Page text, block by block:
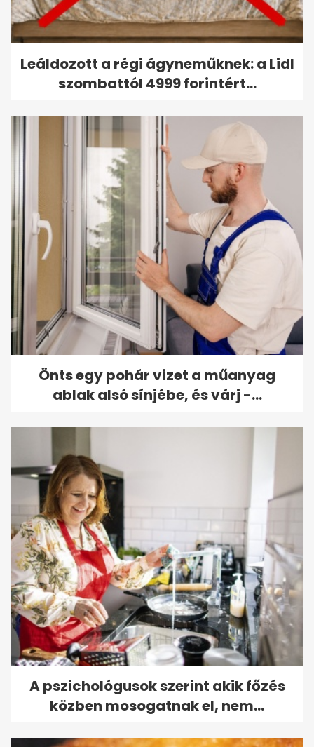
Leáldozott a régi ágyneműknek: a Lidl
szombattól 4999 forintért...
Önts egy pohár vizet a műanyag
ablak alsó sínjébe, és várj -...
A pszichológusok szerint akik főzés
közben mosogatnak el, nem...